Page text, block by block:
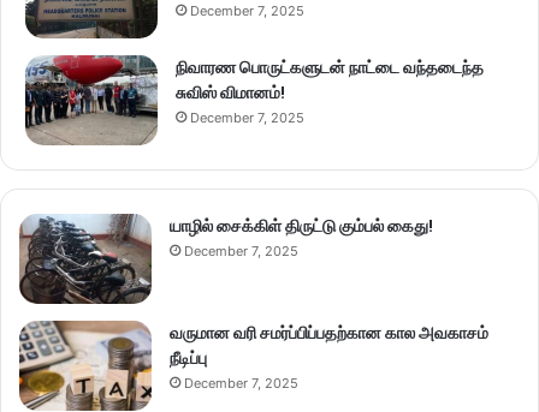
December 7, 2025
நிவாரண பொருட்களுடன் நாட்டை வந்தடைந்த
சுவிஸ் விமானம்!
December 7, 2025
யாழில் சைக்கிள் திருட்டு கும்பல் கைது!
December 7, 2025
வருமான வரி சமர்ப்பிப்பதற்கான கால அவகாசம்
நீடிப்பு
December 7, 2025